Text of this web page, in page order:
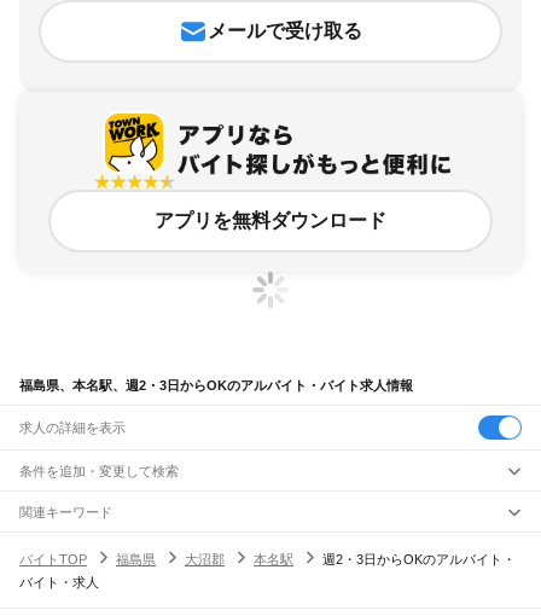
メールで受け取る
アプリを無料ダウンロード
福島県、本名駅、週2・3日からOKのアルバイト・バイト求人情報
求人の詳細を表示
条件を追加・変更して検索
市区町村を追加・変更
福島県すべて
福島市
駅を追加・変更
職種を追加・変更
関連キーワード
バイトTOP
福島県 大沼郡 本名駅
週2・3日からOKのアルバイト・
バイト・求人